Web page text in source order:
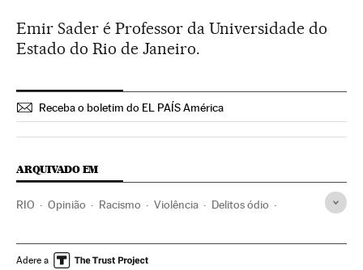
Emir Sader é Professor da Universidade do
Estado do Rio de Janeiro.
Receba o boletim do EL PAÍS América
ARQUIVADO EM
RIO Opinião Racismo Violência Delitos ódio
Problemas sociais Empresas
Adere a